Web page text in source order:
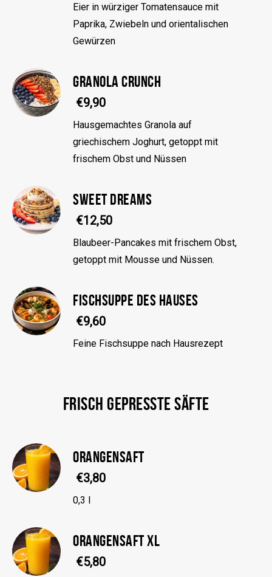
Eier in würziger Tomatensauce mit
Paprika, Zwiebeln und orientalischen
Gewürzen
GRANOLA CRUNCH
€9,90
Hausgemachtes Granola auf
griechischem Joghurt, getoppt mit
frischem Obst und Nüssen
SWEET DREAMS
€12,50
Blaubeer-Pancakes mit frischem Obst,
getoppt mit Mousse und Nüssen.
FISCHSUPPE DES HAUSES
€9,60
Feine Fischsuppe nach Hausrezept
FRISCH GEPRESSTE SÄFTE
ORANGENSAFT
€3,80
0,3 l
ORANGENSAFT XL
€5,80